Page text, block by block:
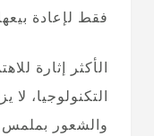
فقط لإعادة
الأكثر إثارة
التكنولوجيا،
والشعور بملمس